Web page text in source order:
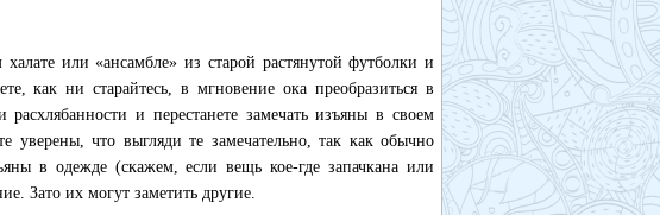
или «ансамбле» из старой растянутой футболки и
как ни старайтесь, в мгновение ока преобразиться в
и перестанете замечать изъяны в своем
что выгляди те замечательно, так как обычно
в одежде (скажем, если вещь кое-где запачкана или
Зато их могут заметить другие.